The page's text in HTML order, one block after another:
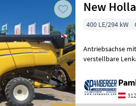
New
400 LE/294 kW
Antriebsachse
verstellbare